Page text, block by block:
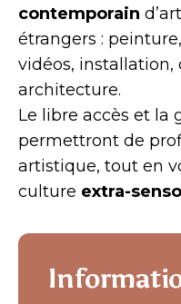
contemporain
étrangers :
vidéos, installation,
architecture.
Le libre accès et la
permettront de
artistique, tout en
culture extra-